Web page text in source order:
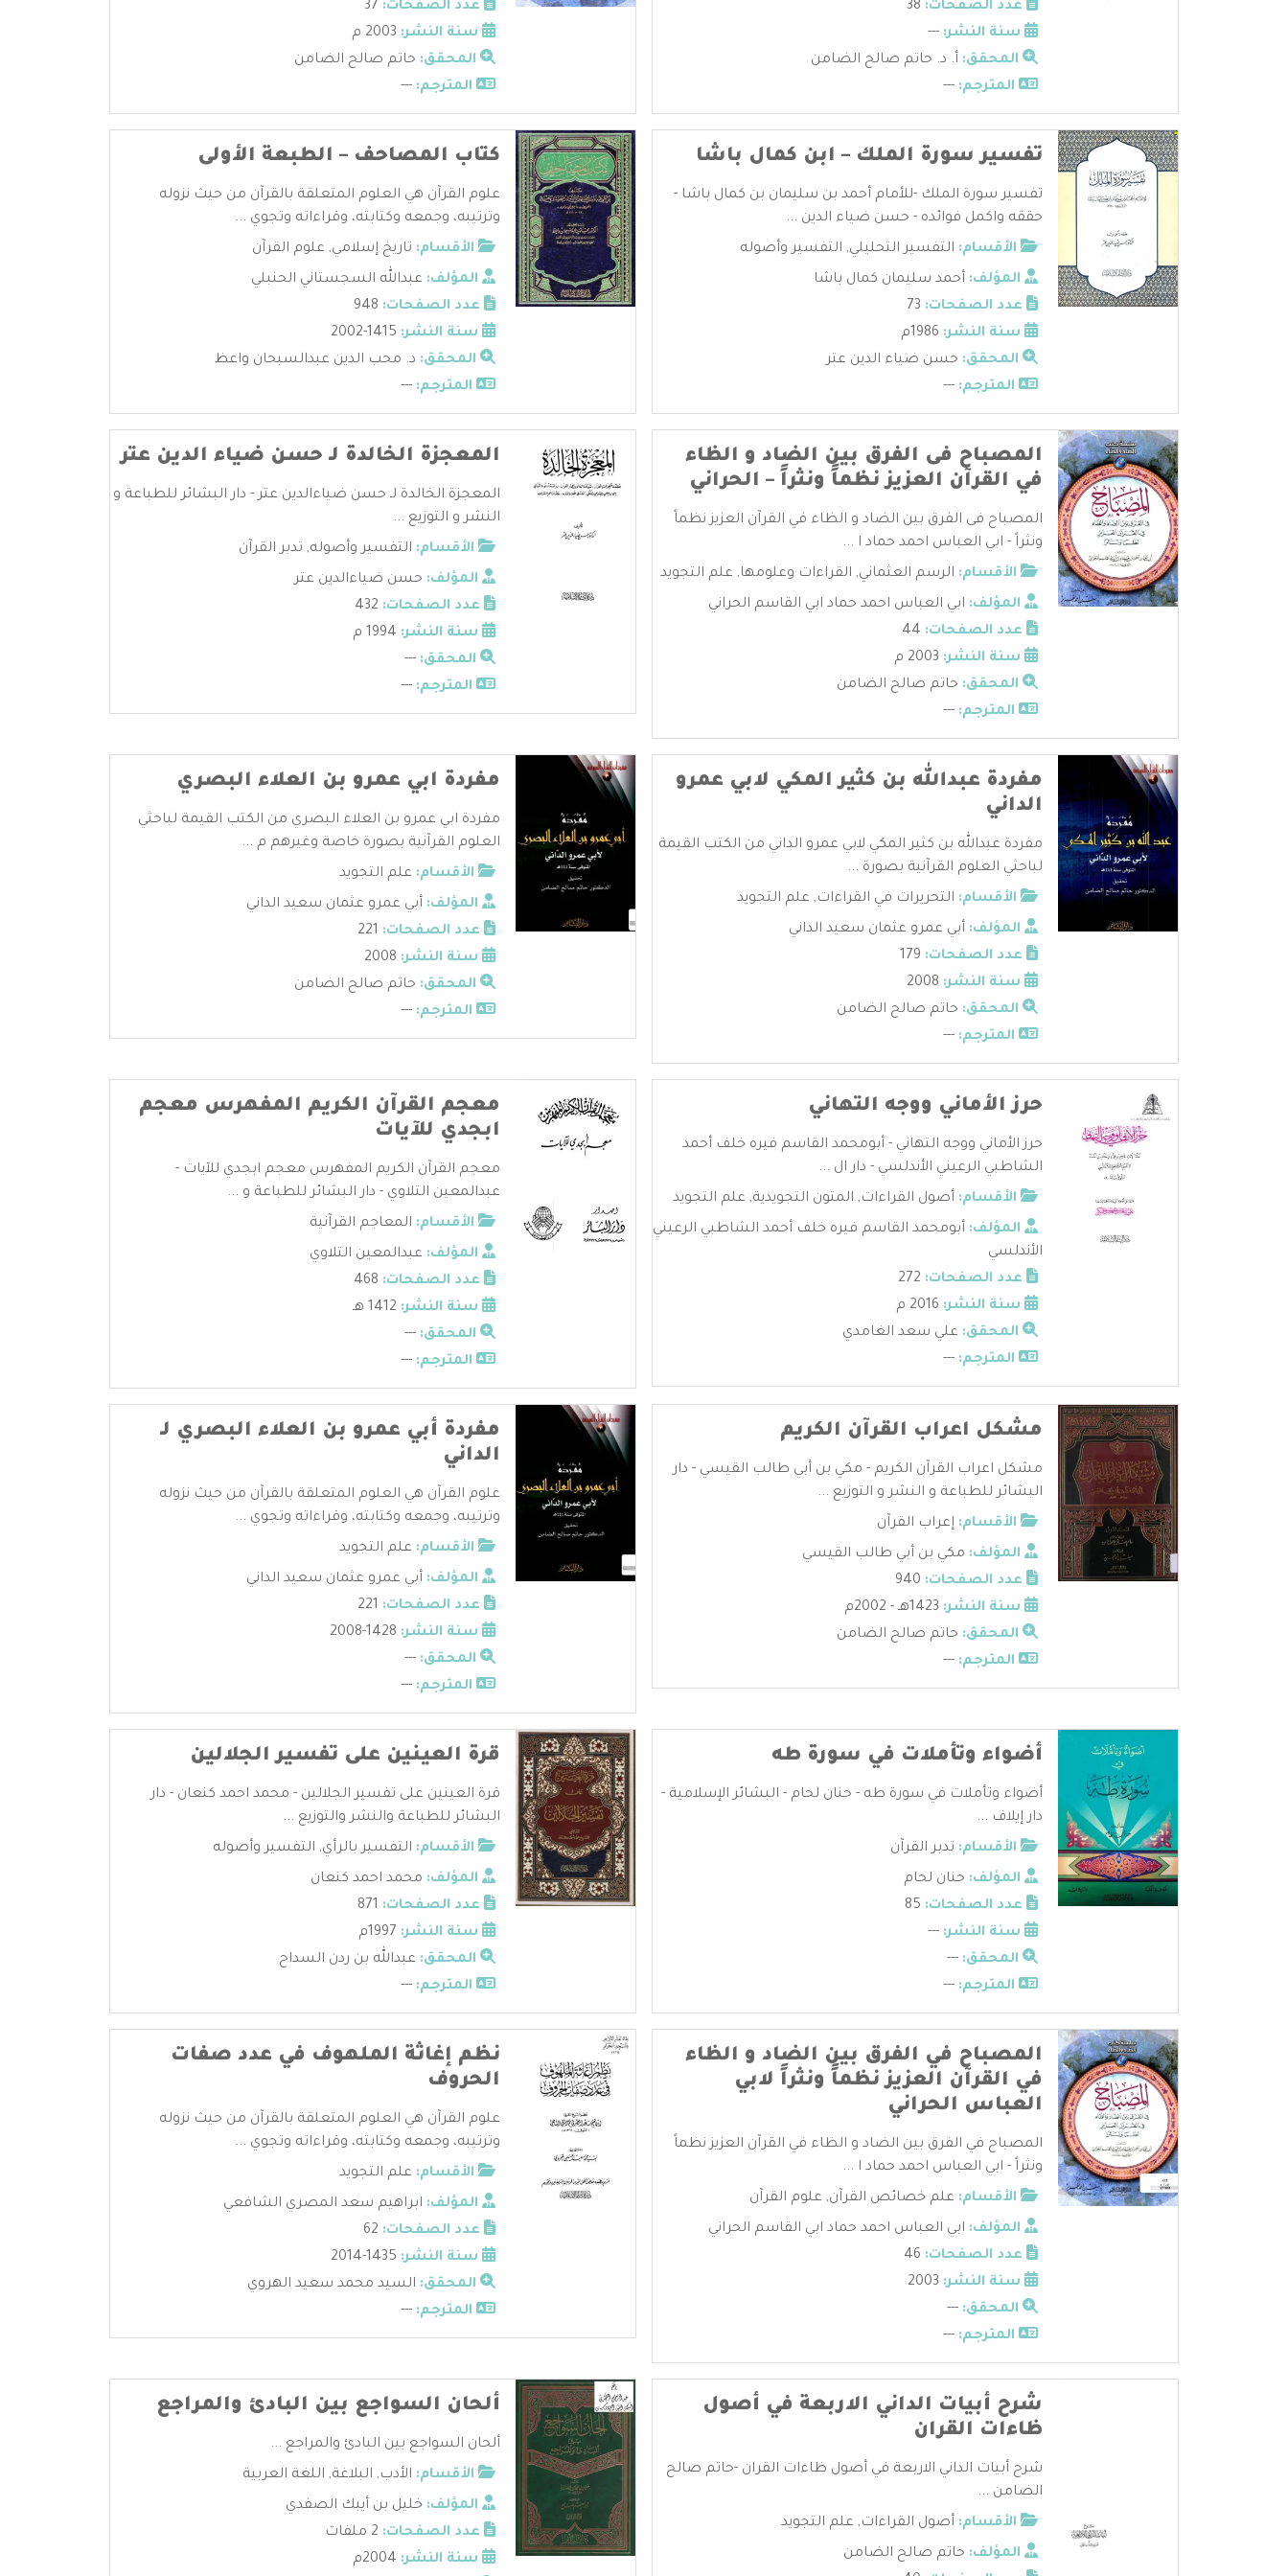
عدد الصفحات:
سنة النشر: ---
المحقق: أ. د. حاتم صالح الضامن
المترجم: ---
عدد الصفحات:
سنة النشر:
المحقق: حاتم صالح الضامن
المترجم: ---
تفسير سورة الملك – ابن كمال باشا
تفسير سورة الملك -للأمام أحمد بن سليمان بن كمال باشا -
حققه واكمل فوائده - حسن ضياء الدين ...
الأقسام: التفسير التحليلي, التفسير وأصوله
المؤلف: أحمد سليمان كمال باشا
عدد الصفحات:
سنة النشر:
المحقق: حسن ضياء الدين عتر
المترجم: ---
كتاب المصاحف – الطبعة الأولى
علوم القرآن هي العلوم المتعلقة بالقرآن من حيث نزوله
وترتيبه، وجمعه وكتابته، وقراءاته وتجوي ...
الأقسام: تاريخ إسلامي, علوم القرآن
المؤلف: عبدالله السجستاني الحنبلي
عدد الصفحات:
سنة النشر:
المحقق: د. محب الدين عبدالسبحان واعظ
المترجم: ---
المصباح فى الفرق بين الضاد و الظاء
في القرآن العزيز نظماً ونثراً – الحراني
المصباح فى الفرق بين الضاد و الظاء في القرآن العزيز نظماً
ونثراً - ابي العباس احمد حماد ا ...
الأقسام: الرسم العثماني, القراءات وعلومها, علم التجويد
المؤلف: ابي العباس احمد حماد ابي القاسم الحراني
عدد الصفحات:
سنة النشر:
المحقق: حاتم صالح الضامن
المترجم: ---
المعجزة الخالدة لـ حسن ضياء الدين عتر
المعجزة الخالدة لـ حسن ضياءالدين عتر - دار البشائر للطباعة و
النشر و التوزيع ...
الأقسام: التفسير وأصوله, تدبر القرآن
المؤلف: حسن ضياءالدين عتر
عدد الصفحات:
سنة النشر:
المحقق: ---
المترجم: ---
مفردة عبدالله بن كثير المكي لابي عمرو
الداني
مفردة عبدالله بن كثير المكي لابي عمرو الداني من الكتب القيمة
لباحثي العلوم القرآنية بصورة ...
الأقسام: التحريرات في القراءات, علم التجويد
المؤلف: أبي عمرو عثمان سعيد الداني
عدد الصفحات:
سنة النشر:
المحقق: حاتم صالح الضامن
المترجم: ---
مفردة ابي عمرو بن العلاء البصري
مفردة ابي عمرو بن العلاء البصري من الكتب القيمة لباحثي
العلوم القرآنية بصورة خاصة وغيرهم م ...
الأقسام: علم التجويد
المؤلف: أبي عمرو عثمان سعيد الداني
عدد الصفحات:
سنة النشر:
المحقق: حاتم صالح الضامن
المترجم: ---
حرز الأماني ووجه التهاني
حرز الأماني ووجه التهاني - أبومحمد القاسم فيره خلف أحمد
الشاطبي الرعيني الأندلسي - دار ال ...
الأقسام: أصول القراءات, المتون التجويدية, علم التجويد
المؤلف: أبومحمد القاسم فيره خلف أحمد الشاطبي الرعيني
الأندلسي
عدد الصفحات:
سنة النشر:
المحقق: علي سعد الغامدي
المترجم: ---
معجم القرآن الكريم المفهرس معجم
ابجدي للآيات
معجم القرآن الكريم المفهرس معجم ابجدي للآيات -
عبدالمعين التلاوي - دار البشائر للطباعة و ...
الأقسام: المعاجم القرآنية
المؤلف: عبدالمعين التلاوي
عدد الصفحات:
سنة النشر:
المحقق: ---
المترجم: ---
مشكل اعراب القرآن الكريم
مشكل اعراب القرآن الكريم - مكي بن أبي طالب القيسي - دار
البشائر للطباعة و النشر و التوزيع ...
الأقسام: إعراب القرآن
المؤلف: مكي بن أبي طالب القيسي
عدد الصفحات:
سنة النشر:
المحقق: حاتم صالح الضامن
المترجم: ---
مفردة أبي عمرو بن العلاء البصري لـ
الداني
علوم القرآن هي العلوم المتعلقة بالقرآن من حيث نزوله
وترتيبه، وجمعه وكتابته، وقراءاته وتجوي ...
الأقسام: علم التجويد
المؤلف: أبي عمرو عثمان سعيد الداني
عدد الصفحات:
سنة النشر:
المحقق: ---
المترجم: ---
أضواء وتأملات في سورة طه
أضواء وتأملات في سورة طه - حنان لحام - البشائر الإسلامية -
دار إيلاف ...
الأقسام: تدبر القرآن
المؤلف: حنان لحام
عدد الصفحات:
سنة النشر: ---
المحقق: ---
المترجم: ---
قرة العينين على تفسير الجلالين
قرة العينين على تفسير الجلالين - محمد احمد كنعان - دار
البشائر للطباعة والنشر والتوزيع ...
الأقسام: التفسير بالرأي, التفسير وأصوله
المؤلف: محمد احمد كنعان
عدد الصفحات:
سنة النشر:
المحقق: عبدالله بن ردن السداح
المترجم: ---
المصباح في الفرق بين الضاد و الظاء
في القرآن العزيز نظماً ونثراً لابي
العباس الحراني
المصباح في الفرق بين الضاد و الظاء في القرآن العزيز نظماً
ونثراً - ابي العباس احمد حماد ا ...
الأقسام: علم خصائص القرآن, علوم القرآن
المؤلف: ابي العباس احمد حماد ابي القاسم الحراني
عدد الصفحات:
سنة النشر:
المحقق: ---
المترجم: ---
نظم إغاثة الملهوف في عدد صفات
الحروف
علوم القرآن هي العلوم المتعلقة بالقرآن من حيث نزوله
وترتيبه، وجمعه وكتابته، وقراءاته وتجوي ...
الأقسام: علم التجويد
المؤلف: ابراهيم سعد المصري الشافعي
عدد الصفحات:
سنة النشر:
المحقق: السيد محمد سعيد الهروي
المترجم: ---
شرح أبيات الداني الاربعة في أصول
ظاءات القران
شرح أبيات الداني الاربعة في أصول ظاءات القران -حاتم صالح
الضامن ...
الأقسام: أصول القراءات, علم التجويد
المؤلف: حاتم صالح الضامن
ألحان السواجع بين البادئ والمراجع
ألحان السواجع بين البادئ والمراجع ...
الأقسام: الأدب, البلاغة, اللغة العربية
المؤلف: خليل بن أيبك الصفدي
عدد الصفحات:
سنة النشر: